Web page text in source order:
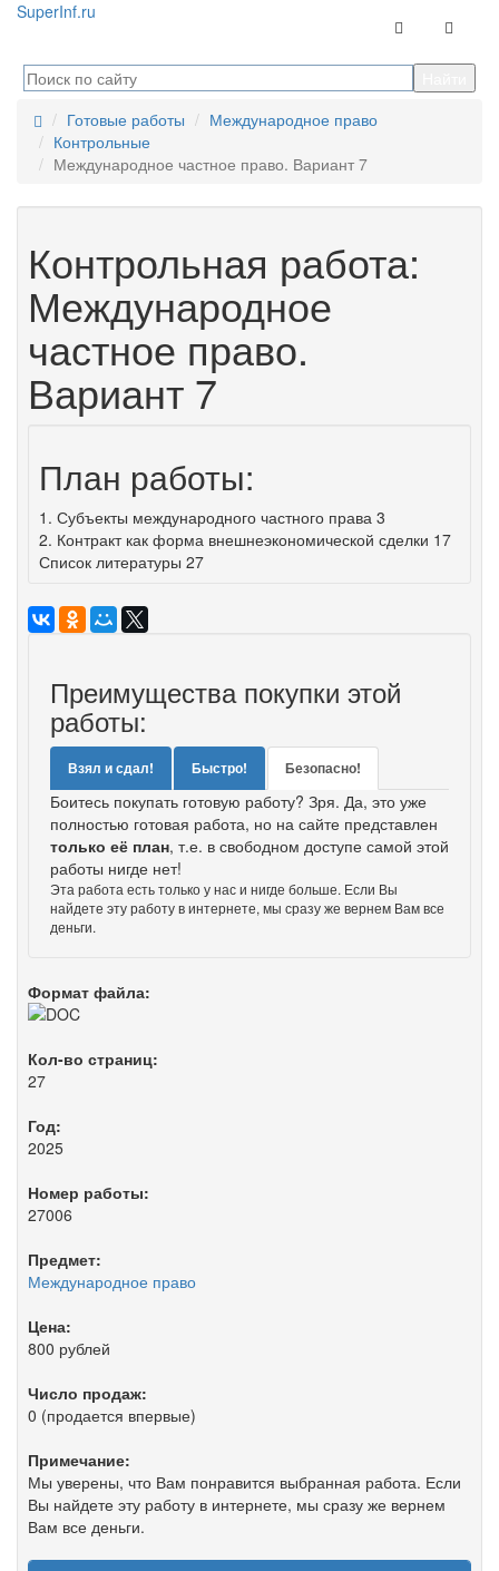
SuperInf.ru
Контакты
Готовые работы
Международное право
Контрольные
Международное частное право. Вариант 7
Контрольная работа:
Международное
частное право.
Вариант 7
План работы:
1. Субъекты международного частного права 3
2. Контракт как форма внешнеэкономической сделки 17
Список литературы 27
Преимущества покупки этой
работы:
Взял и сдал! Быстро! Безопасно!
Боитесь покупать готовую работу? Зря. Да, это уже
полностью готовая работа, но на сайте представлен
только её план, т.е. в свободном доступе самой этой
работы нигде нет!
Эта работа есть только у нас и нигде больше. Если Вы
найдете эту работу в интернете, мы сразу же вернем Вам все
деньги.
Формат файла:
Кол-во страниц:
27
Год:
2025
Номер работы:
27006
Предмет:
Международное право
Цена:
800 рублей
Число продаж:
0 (продается впервые)
Примечание:
Мы уверены, что Вам понравится выбранная работа. Если
Вы найдете эту работу в интернете, мы сразу же вернем
Вам все деньги.